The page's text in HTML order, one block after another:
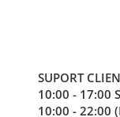
SUPORT
10:00 - 17:00
10:00 - 22:00